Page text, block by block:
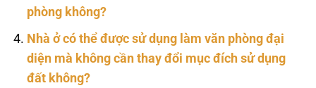
phòng không?
Nhà ở có thể được sử dụng làm văn phòng đại
diện mà không cần thay đổi mục đích sử dụng
đất không?